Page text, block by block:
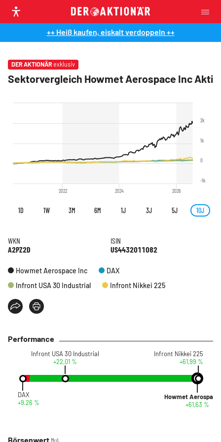
++ Heiß kaufen, eiskalt verdoppeln ++
DER AKTIONÄR exklusiv
Sektorvergleich Howmet Aerospace Inc Aktie
2022 2024 2026
-1k
0
1k
2k
1D 1W 3M 6M 1J 3J 5J 10J
WKN
A2PZ2D
ISIN
US4432011082
Howmet Aerospace Inc
DAX
Infront USA 30 Industrial
Infront Nikkei 225
Performance
DAX
+9,26 %
Infront USA 30 Industrial
+22,01 %
Howmet
+61,63 %
Infront Nikkei 225
+61,99 %
Börsenwert Mrd.